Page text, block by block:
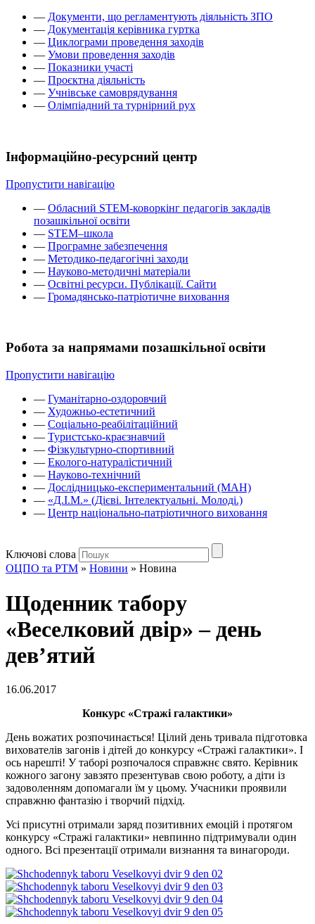
— Документи, що регламентують діяльність ЗПО
— Документація керівника гуртка
— Циклограми проведення заходів
— Умови проведення заходів
— Показники участі
— Проєктна діяльність
— Учнівське самоврядування
— Олімпіадний та турнірний рух
Інформаційно-ресурсний центр
Пропустити навігацію
— Обласний STEM-коворкінг педагогів закладів
позашкільної освіти
— STEM–школа
— Програмне забезпечення
— Методико-педагогічні заходи
— Науково-методичні матеріали
— Освітні ресурси. Публікації. Сайти
— Громадянсько-патріотичне виховання
Робота за напрямами позашкільної освіти
Пропустити навігацію
— Гуманітарно-оздоровчий
— Художньо-естетичний
— Соціально-реабілітаційний
— Туристсько-краєзнавчий
— Фізкультурно-спортивний
— Еколого-натуралістичний
— Науково-технічний
— Дослідницько-експериментальний (МАН)
— «Д.І.М.» (Дієві. Інтелектуальні. Молоді.)
— Центр національно-патріотичного виховання
Ключові слова
ОЦПО та РТМ » Новини » Новина
Щоденник табору
«Веселковий двір» – день
дев’ятий
16.06.2017
Конкурс «Стражі галактики»
День вожатих розпочинається! Цілий день тривала підготовка
вихователів загонів і дітей до конкурсу «Стражі галактики». І
ось нарешті! У таборі розпочалося справжнє свято. Керівник
кожного загону завзято презентував свою роботу, а діти із
задоволенням допомагали їм у цьому. Учасники проявили
справжню фантазію і творчий підхід.
Усі присутні отримали заряд позитивних емоцій і протягом
конкурсу «Стражі галактики» невпинно підтримували один
одного. Всі презентації отримали визнання та винагороди.